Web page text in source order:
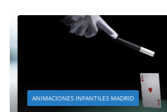
ANIMACIONES INFANTILES MADRID